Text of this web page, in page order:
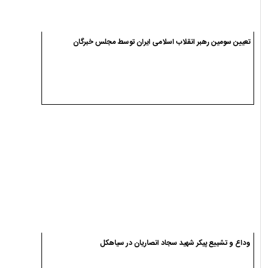
تعیین سومین رهبر انقلاب اسلامی ایران توسط مجلس خبرگان
وداع و تشییع پیکر شهید سجاد انصاریان در سیاهکل